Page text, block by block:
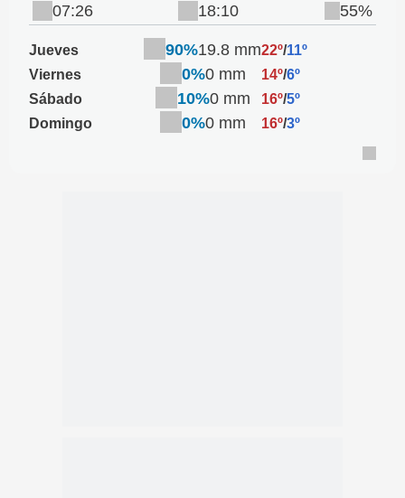
07:26 18:10 55%
Jueves 90%19.8 mm22º/11º
Viernes
0%0 mm 14º/6º
Sábado
10%0 mm 16º/5º
Domingo
0%0 mm 16º/3º